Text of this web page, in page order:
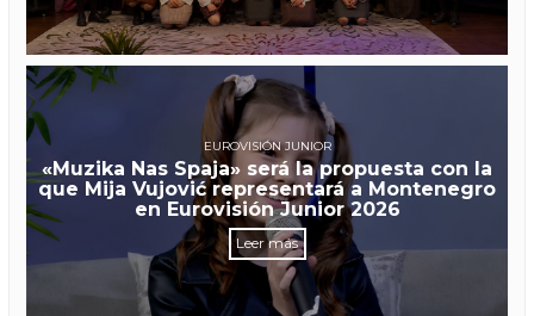
EUROVISIÓN JUNIOR
«Muzika Nas Spaja» será la propuesta con la
que Mija Vujović representará a Montenegro
en Eurovisión Junior 2026
Leer más